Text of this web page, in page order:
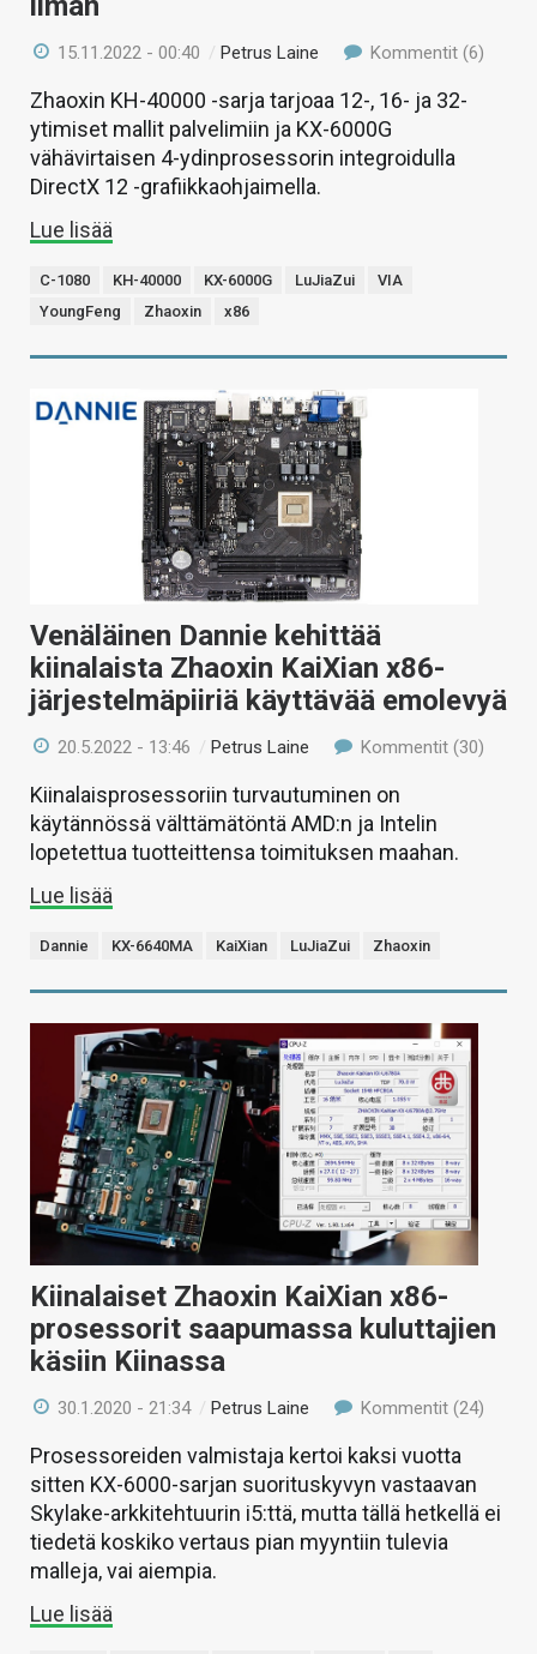
15.11.2022 - 00:40 /Petrus Laine Kommentit (6)
Zhaoxin KH-40000 -sarja tarjoaa 12-, 16- ja 32-
ytimiset mallit palvelimiin ja KX-6000G
vähävirtaisen 4-ydinprosessorin integroidulla
DirectX 12 -grafiikkaohjaimella.
Lue lisää
C-1080 KH-40000 KX-6000G LuJiaZui
VIA
YoungFeng
Zhaoxin x86
Venäläinen Dannie kehittää
kiinalaista Zhaoxin KaiXian x86-
järjestelmäpiiriä käyttävää emolevyä
20.5.2022 - 13:46 /Petrus Laine Kommentit (30)
Kiinalaisprosessoriin turvautuminen on
käytännössä välttämätöntä AMD:n ja Intelin
lopetettua tuotteittensa toimituksen maahan.
Lue lisää
Dannie KX-6640MA KaiXian LuJiaZui Zhaoxin
Kiinalaiset Zhaoxin KaiXian x86-
prosessorit saapumassa kuluttajien
käsiin Kiinassa
30.1.2020 - 21:34 / Petrus Laine Kommentit (24)
Prosessoreiden valmistaja kertoi kaksi vuotta
sitten KX-6000-sarjan suorituskyvyn vastaavan
Skylake-arkkitehtuurin i5:ttä, mutta tällä hetkellä ei
tiedetä koskiko vertaus pian myyntiin tulevia
malleja, vai aiempia.
Lue lisää